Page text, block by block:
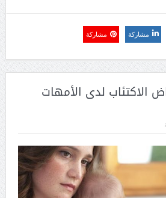
مشاركة مشاركة
الاكتئاب لدى الأمهات